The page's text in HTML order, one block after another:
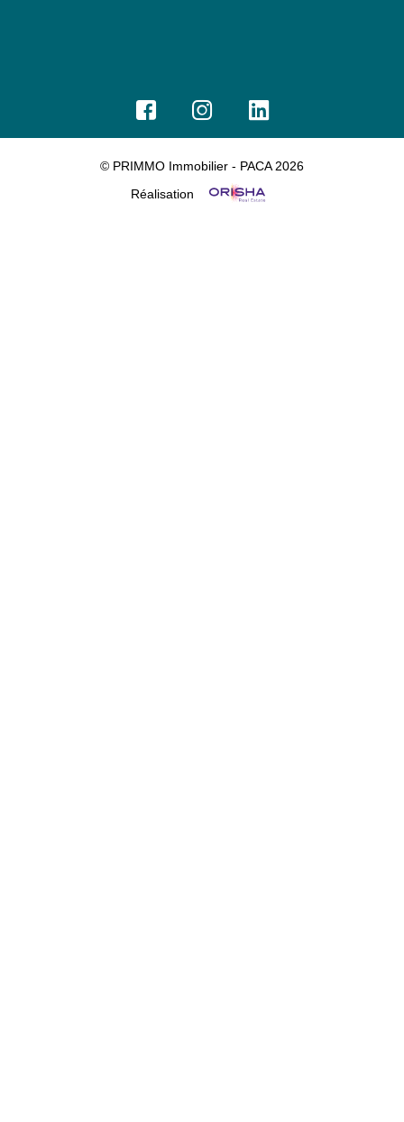
© PRIMMO Immobilier - PACA 2026
Réalisation